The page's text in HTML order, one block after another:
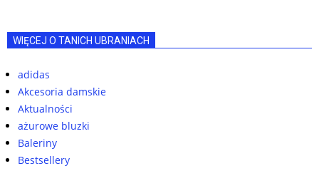
WIĘCEJ O TANICH UBRANIACH
adidas
Akcesoria damskie
Aktualności
ażurowe bluzki
Baleriny
Bestsellery